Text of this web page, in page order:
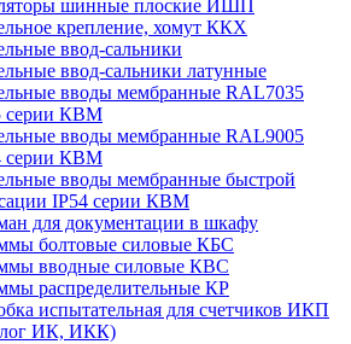
шинные плоские ИШП
крепление, хомут ККХ
ввод-сальники
ввод-сальники латунные
вводы мембранные RAL7035
серии КВМ
вводы мембранные RAL9005
серии КВМ
вводы мембранные быстрой
IP54 серии КВМ
для документации в шкафу
болтовые силовые КБС
вводные силовые КВС
распределительные КР
испытательная для счетчиков ИКП
ИК, ИКК)